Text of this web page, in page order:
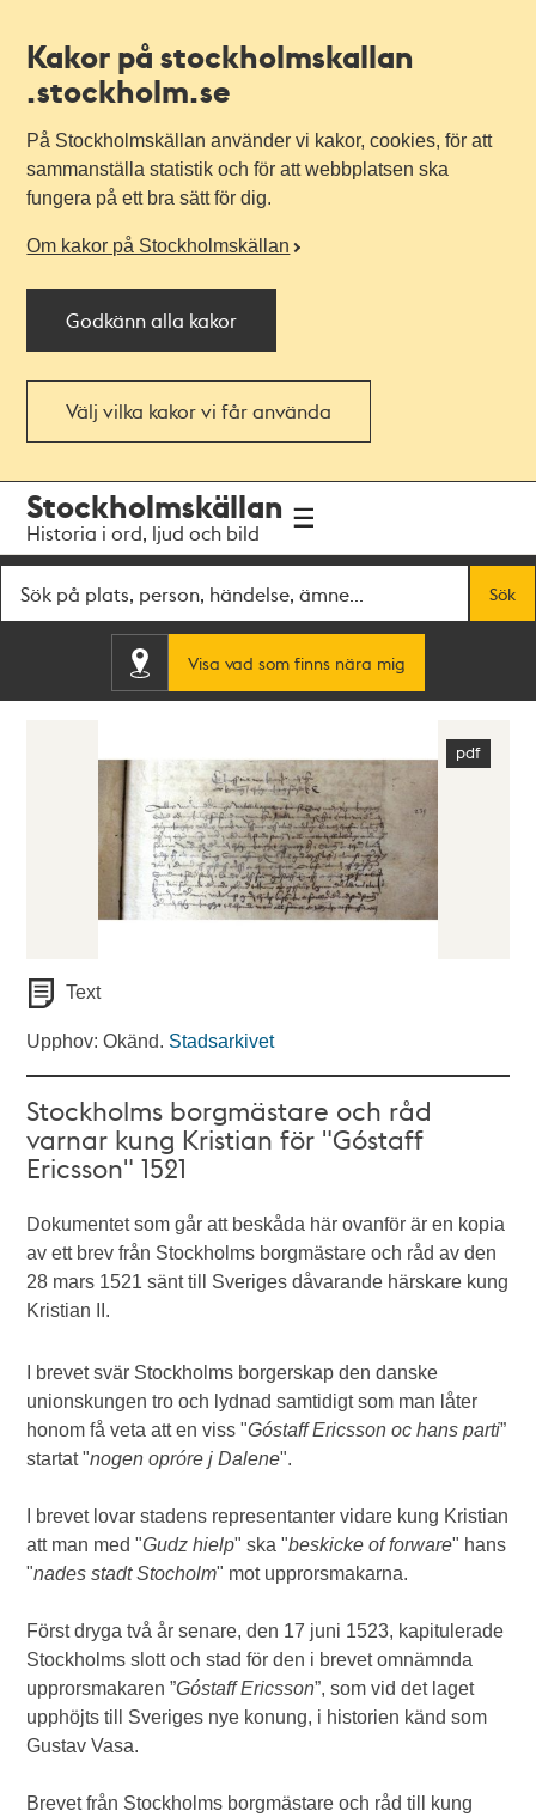
Kakor på stockholmskallan
.stockholm.se
På Stockholmskällan använder vi kakor, cookies, för att
sammanställa statistik och för att webbplatsen ska
fungera på ett bra sätt för dig.
Om kakor på Stockholmskällan
Godkänn alla kakor
Välj vilka kakor vi får använda
navigationen
huvudinnehållet
Stockholmskällan
Historia i ord, ljud och bild
Sök
Visa vad som finns nära mig
Text
Upphov: Okänd. Stadsarkivet
Stockholms borgmästare och råd
varnar kung Kristian för "Góstaff
Ericsson" 1521
Dokumentet som går att beskåda här ovanför är en kopia
av ett brev från Stockholms borgmästare och råd av den
28 mars 1521 sänt till Sveriges dåvarande härskare kung
Kristian II.
I brevet svär Stockholms borgerskap den danske
unionskungen tro och lydnad samtidigt som man låter
honom få veta att en viss "Góstaff Ericsson oc hans parti”
startat "nogen opróre j Dalene".
I brevet lovar stadens representanter vidare kung Kristian
att man med "Gudz hielp" ska "beskicke of forware" hans
"nades stadt Stocholm" mot upprorsmakarna.
Först dryga två år senare, den 17 juni 1523, kapitulerade
Stockholms slott och stad för den i brevet omnämnda
upprorsmakaren ”Góstaff Ericsson”, som vid det laget
upphöjts till Sveriges nye konung, i historien känd som
Gustav Vasa.
Brevet från Stockholms borgmästare och råd till kung